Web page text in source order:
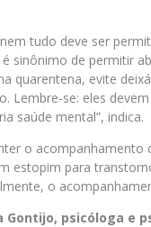
tudo deve ser
sinônimo de permitir
quarentena, evite
Lembre-se: eles
saúde mental”, indica.
o acompanhamento
estopim para
o
Gontijo, psicóloga e